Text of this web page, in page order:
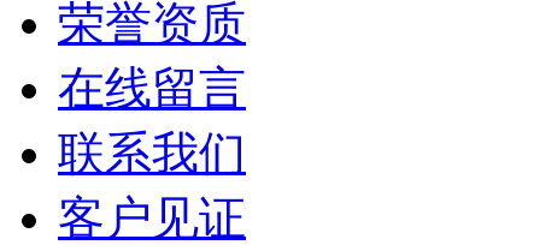
荣誉资质
在线留言
联系我们
客户见证